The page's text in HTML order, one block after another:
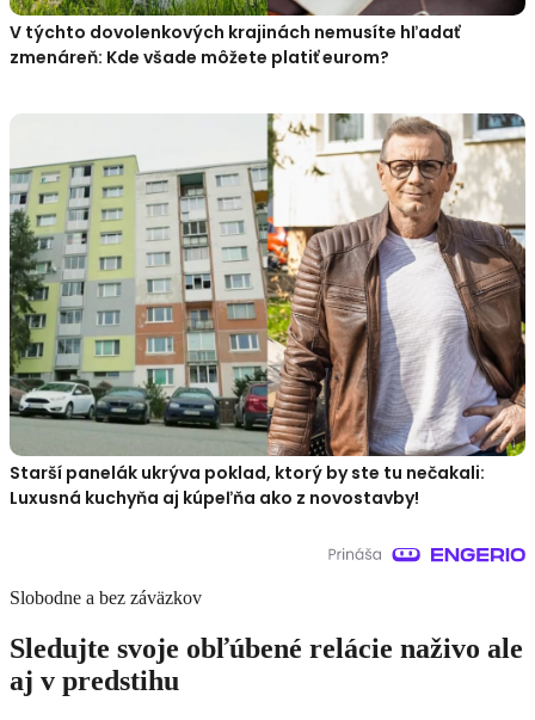
V týchto dovolenkových krajinách nemusíte hľadať
zmenáreň: Kde všade môžete platiť eurom?
Starší panelák ukrýva poklad, ktorý by ste tu nečakali:
Luxusná kuchyňa aj kúpeľňa ako z novostavby!
Slobodne a bez záväzkov
Sledujte svoje obľúbené relácie naživo ale
aj v predstihu